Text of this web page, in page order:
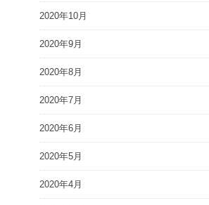
2020年10月
2020年9月
2020年8月
2020年7月
2020年6月
2020年5月
2020年4月